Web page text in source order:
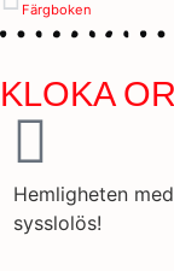
Färgboken
KLOKA
Hemligheten
sysslolös!